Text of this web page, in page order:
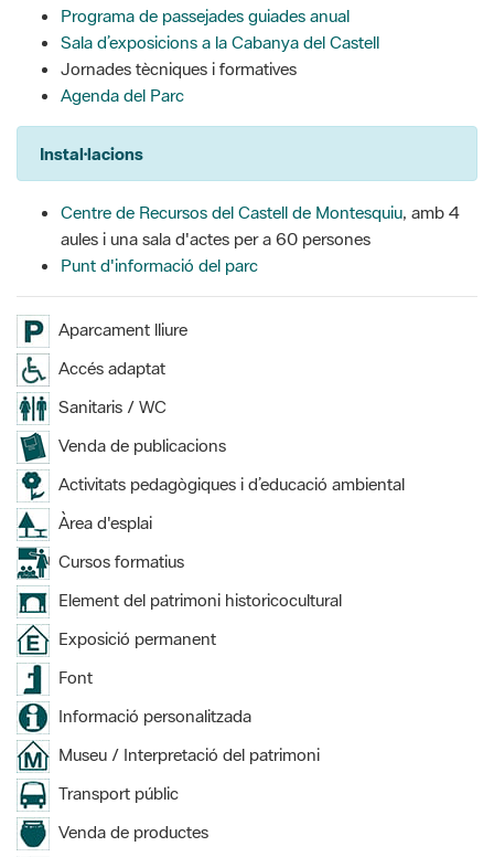
Programa de passejades guiades anual
Sala d’exposicions a la Cabanya del Castell
Jornades tècniques i formatives
Agenda del Parc
Instal·lacions
Centre de Recursos del Castell de Montesquiu, amb 4
aules i una sala d'actes per a 60 persones
Punt d'informació del parc
Aparcament lliure
Accés adaptat
Sanitaris / WC
Venda de publicacions
Activitats pedagògiques i d’educació ambiental
Àrea d'esplai
Cursos formatius
Element del patrimoni historicocultural
Exposició permanent
Font
Informació personalitzada
Museu / Interpretació del patrimoni
Transport públic
Venda de productes